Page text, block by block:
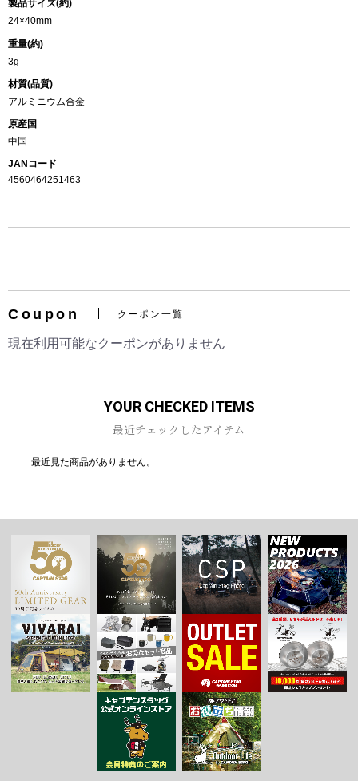
お買い物を続ける
製品サイズ(約)
24×40mm
重量(約)
3g
材質(品質)
アルミニウム合金
原産国
中国
JANコード
4560464251463
Coupon クーポン一覧
現在利用可能なクーポンがありません
YOUR CHECKED ITEMS
最近チェックしたアイテム
最近見た商品がありません。